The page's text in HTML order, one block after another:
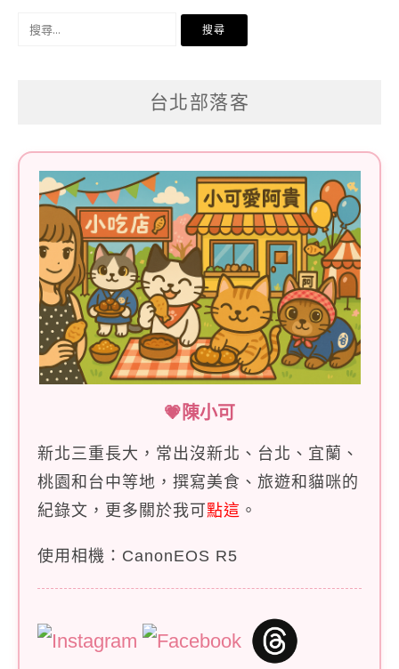
搜
台北部落客
💗陳小可
新北三重長大，常出沒新北、台北、宜蘭、
桃園和台中等地，撰寫美食、旅遊和貓咪的
紀錄文，更多關於我可點這 。
使用相機：CanonEOS R5